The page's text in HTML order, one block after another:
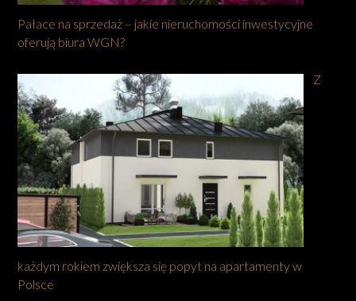
Pałace na sprzedaż – jakie nieruchomości inwestycyjne
oferują biura WGN?
Z
każdym rokiem zwiększa się popyt na apartamenty w
Polsce